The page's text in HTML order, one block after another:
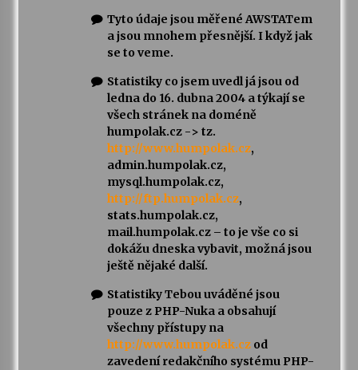
Tyto údaje jsou měřené AWSTATem
a jsou mnohem přesnější. I když jak
se to veme.
Statistiky co jsem uvedl já jsou od
ledna do 16. dubna 2004 a týkají se
všech stránek na doméně
humpolak.cz -> tz.
http://www.humpolak.cz,
admin.humpolak.cz,
mysql.humpolak.cz,
http://ftp.humpolak.cz,
stats.humpolak.cz,
mail.humpolak.cz – to je vše co si
dokážu dneska vybavit, možná jsou
ještě nějaké další.
Statistiky Tebou uváděné jsou
pouze z PHP-Nuka a obsahují
všechny přístupy na
http://www.humpolak.czod
zavedení redakčního systému PHP-